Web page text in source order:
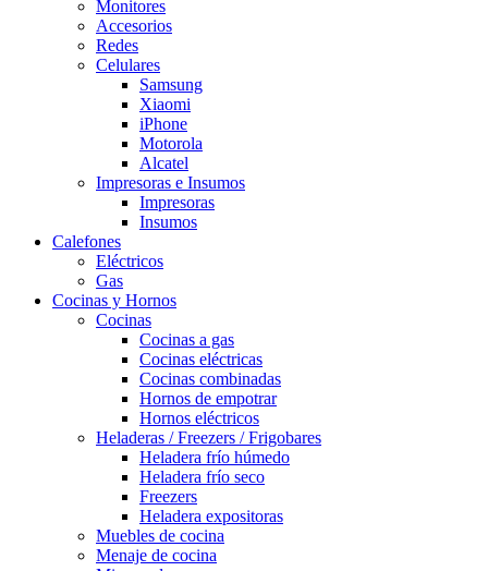
Monitores
Accesorios
Redes
Celulares
Samsung
Xiaomi
iPhone
Motorola
Alcatel
Impresoras e Insumos
Impresoras
Insumos
Calefones
Eléctricos
Gas
Cocinas y Hornos
Cocinas
Cocinas a gas
Cocinas eléctricas
Cocinas combinadas
Hornos de empotrar
Hornos eléctricos
Heladeras / Freezers / Frigobares
Heladera frío húmedo
Heladera frío seco
Freezers
Heladera expositoras
Muebles de cocina
Menaje de cocina